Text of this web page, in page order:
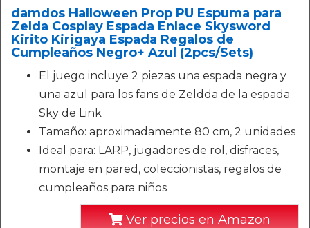
damdos Halloween Prop PU Espuma para
Zelda Cosplay Espada Enlace Skysword
Kirito Kirigaya Espada Regalos de
Cumpleaños Negro+ Azul (2pcs/Sets)
El juego incluye 2 piezas una espada negra y
una azul para los fans de Zeldda de la espada
Sky de Link
Tamaño: aproximadamente 80 cm, 2 unidades
Ideal para: LARP, jugadores de rol, disfraces,
montaje en pared, coleccionistas, regalos de
cumpleaños para niños
Ver precios en Amazon